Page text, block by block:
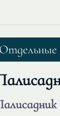
Отдельные